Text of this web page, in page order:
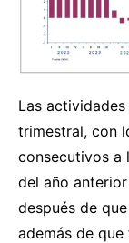
Las
trimestral, con
consecutivos a
del año
después de
además de